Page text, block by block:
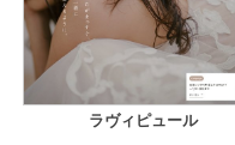
ラヴィピュール